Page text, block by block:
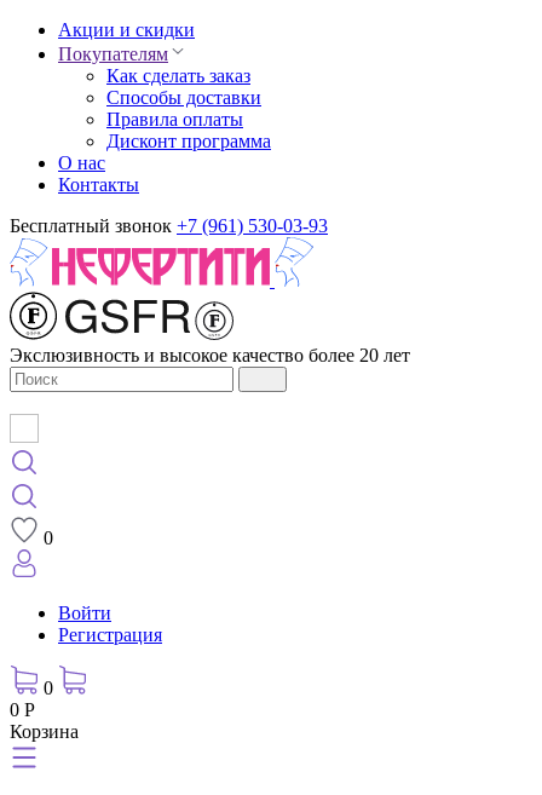
Акции и скидки
Покупателям
Как сделать заказ
Способы доставки
Правила оплаты
Дисконт программа
О нас
Контакты
Бесплатный звонок +7 (961) 530-03-93
Экслюзивность и высокое качество более 20 лет
0
Войти
Регистрация
0
0 Р
Корзина